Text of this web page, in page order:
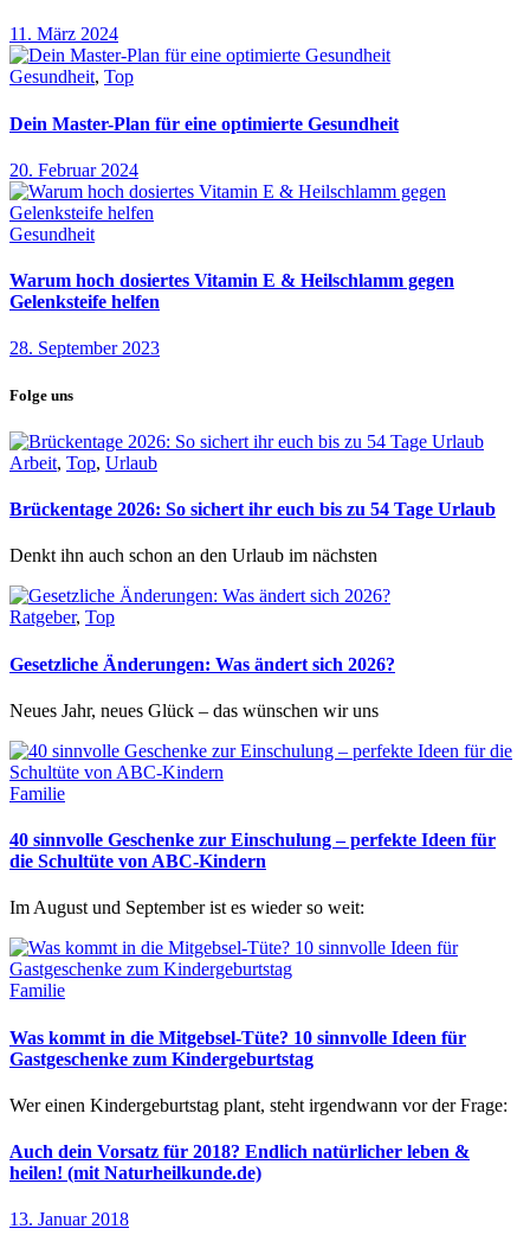
11. März 2024
Gesundheit, Top
Dein Master-Plan für eine optimierte Gesundheit
20. Februar 2024
Gesundheit
Warum hoch dosiertes Vitamin E & Heilschlamm gegen
Gelenksteife helfen
28. September 2023
Folge uns
Arbeit, Top, Urlaub
Brückentage 2026: So sichert ihr euch bis zu 54 Tage Urlaub
Denkt ihn auch schon an den Urlaub im nächsten
Ratgeber, Top
Gesetzliche Änderungen: Was ändert sich 2026?
Neues Jahr, neues Glück – das wünschen wir uns
Familie
40 sinnvolle Geschenke zur Einschulung – perfekte Ideen für
die Schultüte von ABC-Kindern
Im August und September ist es wieder so weit:
Familie
Was kommt in die Mitgebsel-Tüte? 10 sinnvolle Ideen für
Gastgeschenke zum Kindergeburtstag
Wer einen Kindergeburtstag plant, steht irgendwann vor der Frage:
Auch dein Vorsatz für 2018? Endlich natürlicher leben &
heilen! (mit Naturheilkunde.de)
13. Januar 2018